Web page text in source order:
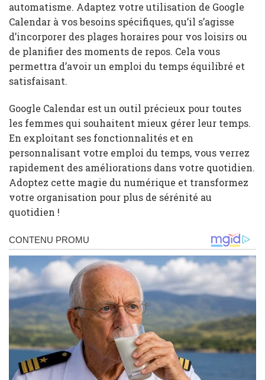
automatisme. Adaptez votre utilisation de Google
Calendar à vos besoins spécifiques, qu’il s’agisse
d’incorporer des plages horaires pour vos loisirs ou
de planifier des moments de repos. Cela vous
permettra d’avoir un emploi du temps équilibré et
satisfaisant.
Google Calendar est un outil précieux pour toutes
les femmes qui souhaitent mieux gérer leur temps.
En exploitant ses fonctionnalités et en
personnalisant votre emploi du temps, vous verrez
rapidement des améliorations dans votre quotidien.
Adoptez cette magie du numérique et transformez
votre organisation pour plus de sérénité au
quotidien !